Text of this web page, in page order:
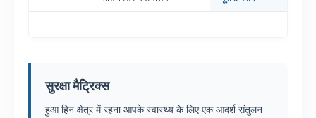
सुरक्षा मैट्रिक्स
हुआ हिन क्षेत्र में रहना आपके स्वास्थ्य के लिए एक आदर्श संतुलन